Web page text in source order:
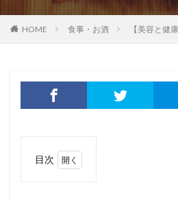
HOME 食事・お酒 【美容と健
目次